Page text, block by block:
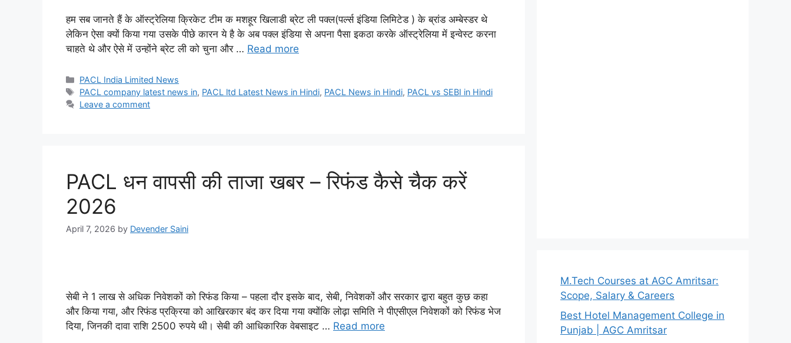
हम सब जानते हैं के ऑस्ट्रेलिया क्रिकेट टीम क मशहूर खिलाडी ब्रेट ली पक्ल(पर्ल्स इंडिया लिमिटेड ) के ब्रांड अम्बेस्डर थे
लेकिन ऐसा क्यों किया गया उसके पीछे कारन ये है के अब पक्ल इंडिया से अपना पैसा इकठा करके ऑस्ट्रेलिया में इन्वेस्ट करना
चाहते थे और ऐसे में उन्होंने ब्रेट ली को चुना और … Read more
Categories
PACL India Limited News
Tags
PACL company latest news in, PACL ltd Latest News in Hindi, PACL News in Hindi, PACL vs SEBI in Hindi
Leave a comment
PACL धन वापसी की ताजा खबर – रिफंड कैसे चैक करें
2026
April 7, 2026 by Devender Saini
सेबी ने 1 लाख से अधिक निवेशकों को रिफंड किया – पहला दौर इसके बाद, सेबी, निवेशकों और सरकार द्वारा बहुत कुछ कहा
और किया गया, और रिफंड प्रक्रिया को आखिरकार बंद कर दिया गया क्योंकि लोढ़ा समिति ने पीएसीएल निवेशकों को रिफंड भेज
दिया, जिनकी दावा राशि 2500 रुपये थी। सेबी की आधिकारिक वेबसाइट … Read more
M.Tech Courses at AGC Amritsar:
Scope, Salary & Careers
Best Hotel Management College in
Punjab | AGC Amritsar